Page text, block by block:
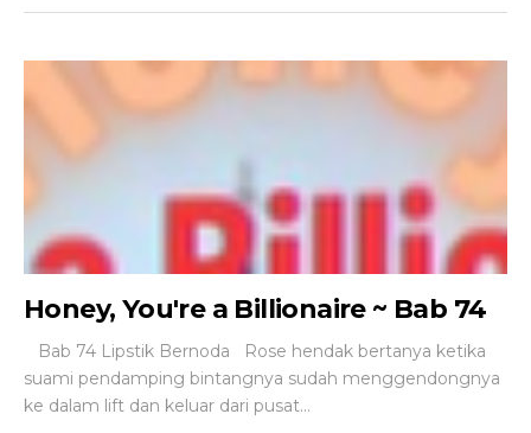
Honey, You're a Billionaire ~ Bab 74
Bab 74 Lipstik Bernoda Rose hendak bertanya ketika
suami pendamping bintangnya sudah menggendongnya
ke dalam lift dan keluar dari pusat...